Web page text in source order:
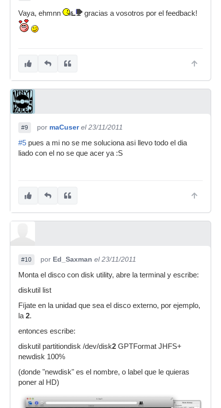
Vaya, ehmnn gracias a vosotros por el feedback!
#9 por maCuser el 23/11/2011
#5 pues a mi no se me soluciona asi llevo todo el dia
liado con el no se que acer ya :S
#10 por Ed_Saxman el 23/11/2011
Monta el disco con disk utility, abre la terminal y escribe:
diskutil list
Fíjate en la unidad que sea el disco externo, por ejemplo,
la 2.
entonces escribe:
diskutil partitiondisk /dev/disk2 GPTFormat JHFS+
newdisk 100%
(donde "newdisk" es el nombre, o label que le quieras
poner al HD)